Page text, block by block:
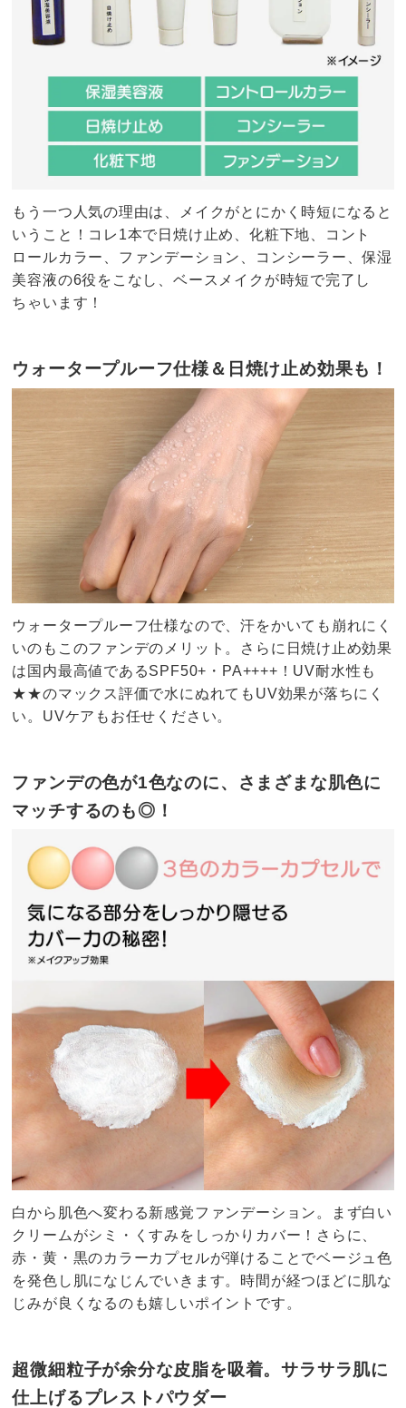
もう一つ人気の理由は、メイクがとにかく時短になると
いうこと！コレ1本で日焼け止め、化粧下地、コント
ロールカラー、ファンデーション、コンシーラー、保湿
美容液の6役をこなし、ベースメイクが時短で完了し
ちゃいます！
ウォータープルーフ仕様＆日焼け止め効果も！
ウォータープルーフ仕様なので、汗をかいても崩れにく
いのもこのファンデのメリット。さらに日焼け止め効果
は国内最高値であるSPF50+・PA++++！UV耐水性も
★★のマックス評価で水にぬれてもUV効果が落ちにく
い。UVケアもお任せください。
ファンデの色が1色なのに、さまざまな肌色に
マッチするのも◎！
白から肌色へ変わる新感覚ファンデーション。まず白い
クリームがシミ・くすみをしっかりカバー！さらに、
赤・黄・黒のカラーカプセルが弾けることでベージュ色
を発色し肌になじんでいきます。時間が経つほどに肌な
じみが良くなるのも嬉しいポイントです。
超微細粒子が余分な皮脂を吸着。サラサラ肌に
仕上げるプレストパウダー